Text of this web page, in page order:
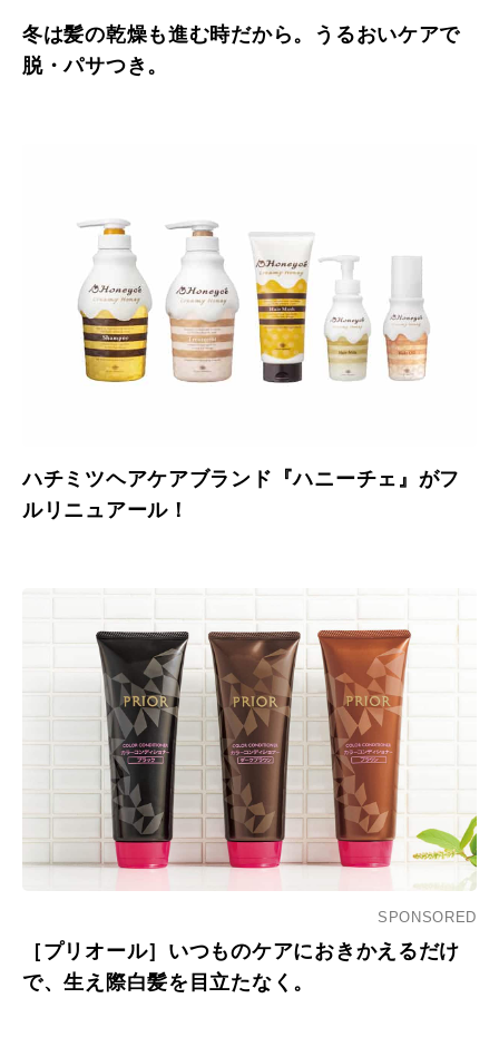
冬は髪の乾燥も進む時だから。うるおいケアで
脱・パサつき。
ハチミツヘアケアブランド『ハニーチェ』がフ
ルリニュアール！
SPONSORED
［プリオール］いつものケアにおきかえるだけ
で、生え際白髪を目立たなく。